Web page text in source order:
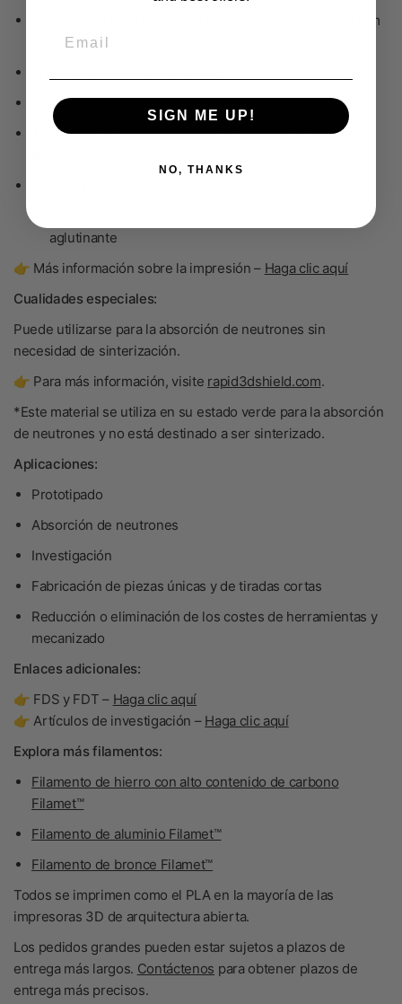
Imprima con una boquilla de acero endurecido de 0,6 mm
y flujo estándar
Mínima o ninguna deformación
Asegúrese de que el filamento se alimente directamente
aglutinante
👉 Más información sobre la impresión – Haga clic aquí
Cualidades especiales:
Puede utilizarse para la absorción de neutrones sin
necesidad de sinterización.
👉 Para más información, visite rapid3dshield.com.
*Este material se utiliza en su estado verde para la absorción
de neutrones y no está destinado a ser sinterizado.
Aplicaciones:
Prototipado
Absorción de neutrones
Investigación
Fabricación de piezas únicas y de tiradas cortas
Reducción o eliminación de los costes de herramientas y
mecanizado
Enlaces adicionales:
👉 FDS y FDT – Haga clic aquí
👉 Artículos de investigación – Haga clic aquí
Explora más filamentos:
Filamento de hierro con alto contenido de carbono
Filamet™
Filamento de aluminio Filamet™
Filamento de bronce Filamet™
Todos se imprimen como el PLA en la mayoría de las
impresoras 3D de arquitectura abierta.
Los pedidos grandes pueden estar sujetos a plazos de
entrega más largos. Contáctenos para obtener plazos de
entrega más precisos.
SIGN ME UP!
NO, THANKS